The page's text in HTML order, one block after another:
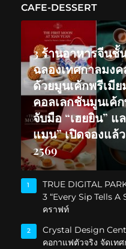
CAFE-DESSERT
3 ร้านอาหารจีนชั้
ฉลองเทศกาลมง
ด้วยมูนเค้กพรีเมีย
คอลเลกชันมูนเค้
จับมือ “เฮยยิน” แ
แมน” เปิดจองแล้
2569
1
TRUE DIGITAL
3 “Every Sip Tells
คราฟท์
2
Crystal Design
คอกาแฟตัวจริง จัดเท